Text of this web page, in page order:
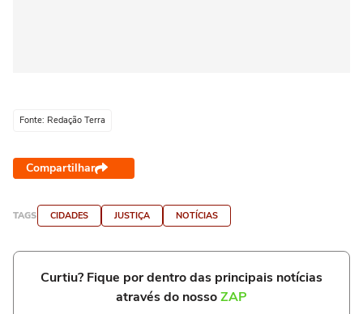
Fonte: Redação Terra
Compartilhar
TAGS CIDADES JUSTIÇA NOTÍCIAS
Curtiu? Fique por dentro das principais notícias
através do nossoZAP